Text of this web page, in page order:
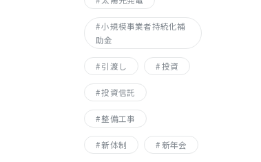
小規模事業者持続化補
助金
引渡し 投資
投資信託
整備工事
新体制 新年会